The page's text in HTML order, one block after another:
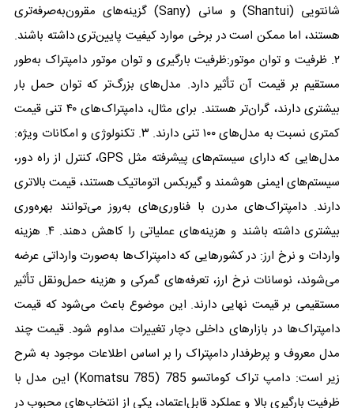
شانتویی (Shantui) و سانی (Sany) گزینه‌های مقرون‌به‌صرفه‌تری
هستند، اما ممکن است در برخی موارد کیفیت پایین‌تری داشته باشند.
۲. ظرفیت و توان موتور:ظرفیت بارگیری و توان موتور دامپتراک به‌طور
مستقیم بر قیمت آن تأثیر دارد. مدل‌های بزرگ‌تر که توان حمل بار
بیشتری دارند، گران‌تر هستند. برای مثال، دامپتراک‌های ۴۰ تنی قیمت
کمتری نسبت به مدل‌های ۱۰۰ تنی دارند. ۳. تکنولوژی و امکانات ویژه:
مدل‌هایی که دارای سیستم‌های پیشرفته مثل GPS، کنترل از راه دور،
سیستم‌های ایمنی هوشمند و گیربکس اتوماتیک هستند، قیمت بالاتری
دارند. دامپتراک‌های مدرن با فناوری‌های به‌روز می‌توانند بهره‌وری
بیشتری داشته باشند و هزینه‌های عملیاتی را کاهش دهند. ۴. هزینه
واردات و نرخ ارز: در کشورهایی که دامپتراک‌ها به‌صورت وارداتی عرضه
می‌شوند، نوسانات نرخ ارز، تعرفه‌های گمرکی و هزینه حمل‌ونقل تأثیر
مستقیمی بر قیمت نهایی دارند. این موضوع باعث می‌شود که قیمت
دامپتراک‌ها در بازارهای داخلی دچار تغییرات مداوم شود. قیمت چند
مدل معروف و پرطرفدار دامپتراک را بر اساس اطلاعات موجود به شرح
زیر است: دامپ تراک کوماتسو 785 (Komatsu 785) این مدل با
ظرفیت بارگیری بالا و عملکرد قابل‌اعتماد، یکی از انتخاب‌های محبوب در